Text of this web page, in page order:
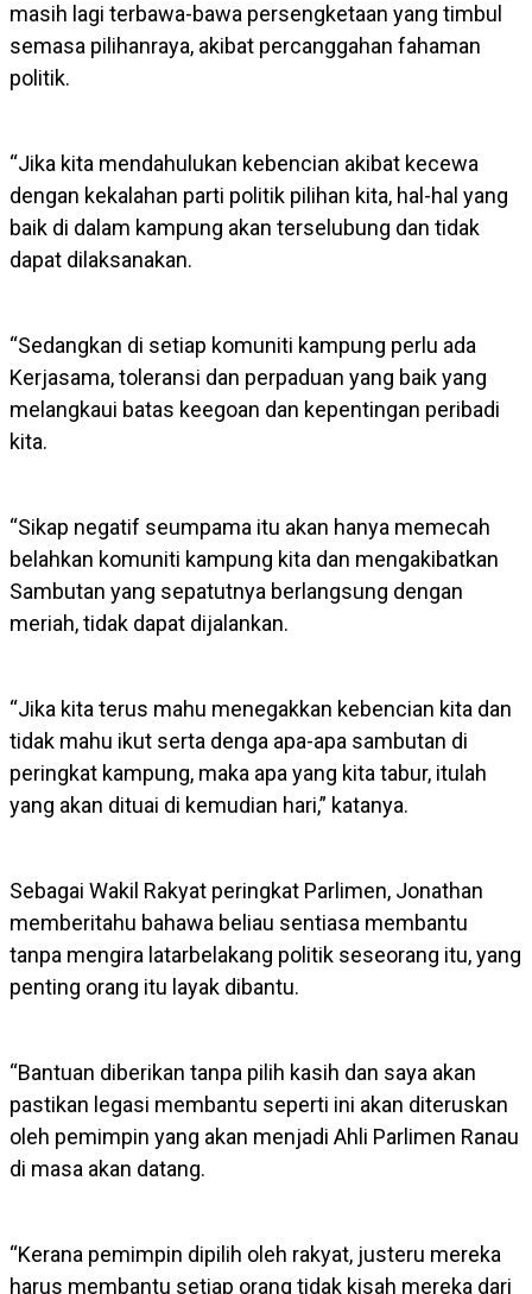
masih lagi terbawa-bawa persengketaan yang timbul
semasa pilihanraya, akibat percanggahan fahaman
politik.
“Jika kita mendahulukan kebencian akibat kecewa
dengan kekalahan parti politik pilihan kita, hal-hal yang
baik di dalam kampung akan terselubung dan tidak
dapat dilaksanakan.
“Sedangkan di setiap komuniti kampung perlu ada
Kerjasama, toleransi dan perpaduan yang baik yang
melangkaui batas keegoan dan kepentingan peribadi
kita.
“Sikap negatif seumpama itu akan hanya memecah
belahkan komuniti kampung kita dan mengakibatkan
Sambutan yang sepatutnya berlangsung dengan
meriah, tidak dapat dijalankan.
“Jika kita terus mahu menegakkan kebencian kita dan
tidak mahu ikut serta denga apa-apa sambutan di
peringkat kampung, maka apa yang kita tabur, itulah
yang akan dituai di kemudian hari,” katanya.
Sebagai Wakil Rakyat peringkat Parlimen, Jonathan
memberitahu bahawa beliau sentiasa membantu
tanpa mengira latarbelakang politik seseorang itu, yang
penting orang itu layak dibantu.
“Bantuan diberikan tanpa pilih kasih dan saya akan
pastikan legasi membantu seperti ini akan diteruskan
oleh pemimpin yang akan menjadi Ahli Parlimen Ranau
di masa akan datang.
“Kerana pemimpin dipilih oleh rakyat, justeru mereka
harus membantu setiap orang tidak kisah mereka dari